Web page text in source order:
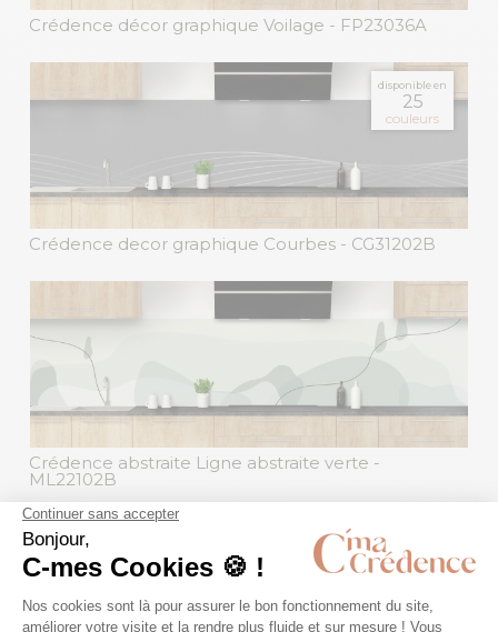
Crédence décor graphique Voilage - FP23036A
disponible en
25
couleurs
Crédence decor graphique Courbes - CG31202B
Crédence abstraite Ligne abstraite verte -
ML22102B